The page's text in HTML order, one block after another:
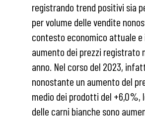
registrando trend positivi sia
per volume delle vendite
contesto economico attuale e
aumento dei prezzi registrato
anno. Nel corso del 2023,
nonostante un aumento del
medio dei prodotti del +6,0%,
delle carni bianche sono